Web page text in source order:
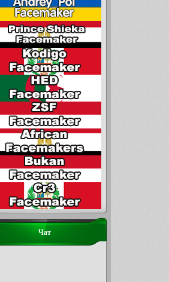
Чат